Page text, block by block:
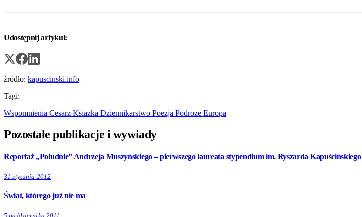
Udostępnij artykuł:
źródło: kapuscinski.info
Tagi:
Wspomnienia Cesarz Ksiazka Dziennikarstwo Poezja Podroze Europa
Pozostałe publikacje i wywiady
Reportaż „Południe” Andrzeja Muszyńskiego – pierwszego laureata stypendium im. Ryszarda Kapuścińskiego
31 stycznia 2012
Świat, którego już nie ma
5 października 2011